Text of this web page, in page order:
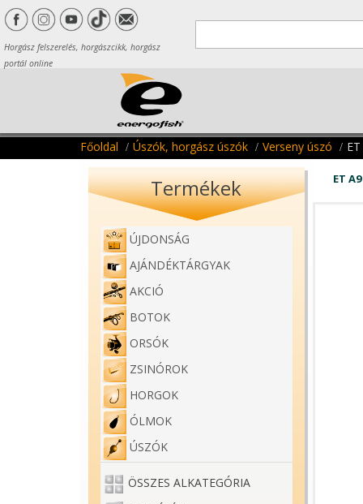
Horgász felszerelés, horgászcikk, horgász
portál online
Főoldal Úszók, horgász úszók Verseny úszó
Termékek
ÚJDONSÁG
AJÁNDÉKTÁRGYAK
AKCIÓ
BOTOK
ORSÓK
ZSINÓROK
HORGOK
ÓLMOK
ÚSZÓK
ÖSSZES ALKATEGÓRIA
ET